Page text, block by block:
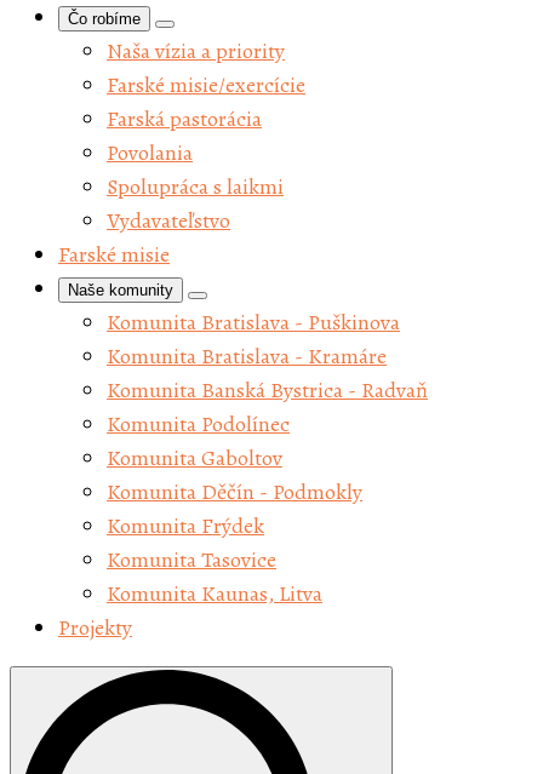
Čo robíme
Naša vízia a priority
Farské misie/exercície
Farská pastorácia
Povolania
Spolupráca s laikmi
Vydavateľstvo
Farské misie
Naše komunity
Komunita Bratislava - Puškinova
Komunita Bratislava - Kramáre
Komunita Banská Bystrica - Radvaň
Komunita Podolínec
Komunita Gaboltov
Komunita Děčín - Podmokly
Komunita Frýdek
Komunita Tasovice
Komunita Kaunas, Litva
Projekty